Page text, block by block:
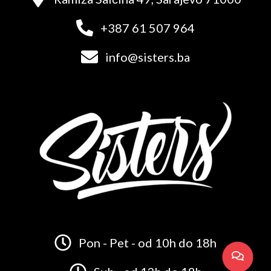
+387 61 507 964
info@sisters.ba
Pon - Pet - od 10h do 18h